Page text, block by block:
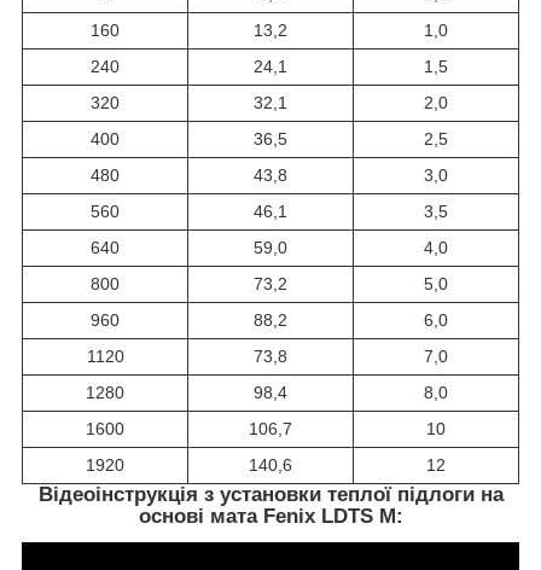
160
13,2
1,0
240
24,1
1,5
320
32,1
2,0
400
36,5
2,5
480
43,8
3,0
560
46,1
3,5
640
59,0
4,0
800
73,2
5,0
960
88,2
6,0
1120
73,8
7,0
1280
98,4
8,0
1600
106,7
10
1920
140,6 12
Відеоінструкція з установки теплої підлоги на
основі мата Fenix LDTS M: